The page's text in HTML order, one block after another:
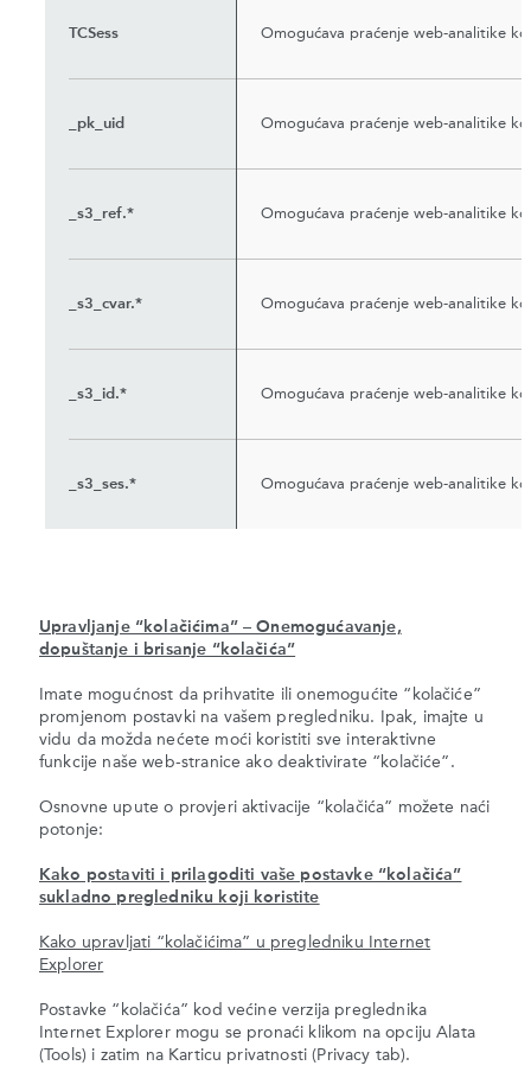
TCSess Omogućava praćenje web-analitike
_pk_uid Omogućava praćenje web-analitike
_s3_ref.* Omogućava praćenje web-analitike
_s3_cvar.* Omogućava praćenje web-analitike
_s3_id.* Omogućava praćenje web-analitike
_s3_ses.* Omogućava praćenje web-analitike
Upravljanje “kolačićima” – Onemogućavanje,
dopuštanje i brisanje “kolačića”
Imate mogućnost da prihvatite ili onemogućite “kolačiće”
promjenom postavki na vašem pregledniku. Ipak, imajte u
vidu da možda nećete moći koristiti sve interaktivne
funkcije naše web-stranice ako deaktivirate “kolačiće”.
Osnovne upute o provjeri aktivacije “kolačića” možete naći
potonje:
Kako postaviti i prilagoditi vaše postavke “kolačića”
sukladno pregledniku koji koristite
Kako upravljati “kolačićima” u pregledniku Internet
Explorer
Postavke “kolačića” kod većine verzija preglednika
Internet Explorer mogu se pronaći klikom na opciju Alata
(Tools) i zatim na Karticu privatnosti (Privacy tab).